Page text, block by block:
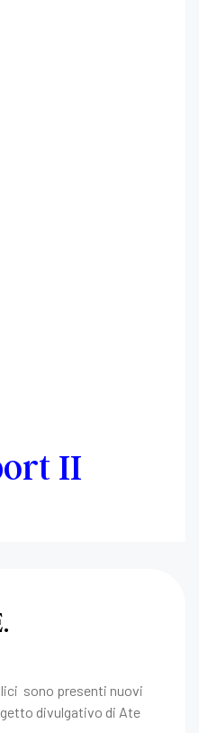
II
sono presenti nuovi
divulgativo di Ate